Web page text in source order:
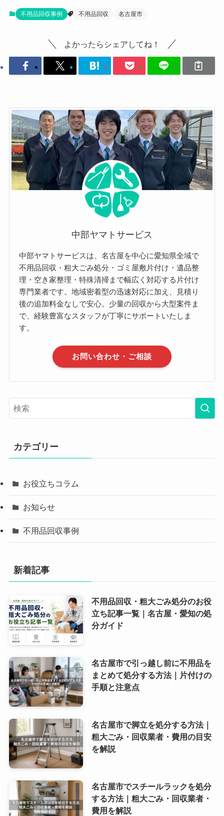
不用品回収事例 不用品回収 名古屋市
よかったらシェアしてね！
中部ヤマトサービス
中部ヤマトサービスは、名古屋を中心に愛知県全域で
不用品回収・粗大ごみ処分・ゴミ屋敷片付け・遺品整
理・空き家整理・特殊清掃まで幅広く対応する片付け
専門業者です。地域密着型の迅速対応に加え、見積り
後の追加料金なしで安心。少量の回収から大型案件ま
で、経験豊富なスタッフが丁寧にサポートいたしま
す。
お問い合わせ・ご相談
カテゴリー
お役立ちコラム
お知らせ
不用品回収事例
新着記事
不用品回収・粗大ごみ処分のお役
立ち記事一覧｜名古屋・愛知の処
分ガイド
名古屋市で引っ越し前に不用品を
まとめて処分する方法｜片付けの
手順と注意点
名古屋市で脚立を処分する方法｜
粗大ごみ・回収業者・費用の目安
を解説
名古屋市でスチールラックを処分
する方法｜粗大ごみ・回収業者・
費用を解説